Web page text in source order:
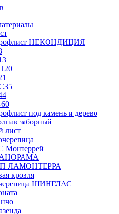
НЕКОНДИЦИЯ
под камень и дерево
заборный
лист
Монтеррей
ЛАМОНТЕРРА
кровля
черепица ШИНГЛАС